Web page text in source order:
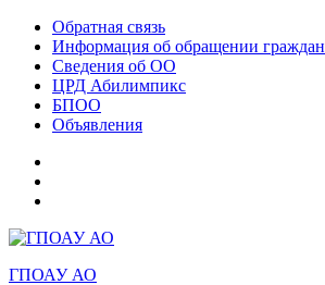
Обратная связь
Информация об обращении граждан
Сведения об ОО
ЦРД Абилимпикс
БПОО
Объявления
Амурская
ГПОАУ АО